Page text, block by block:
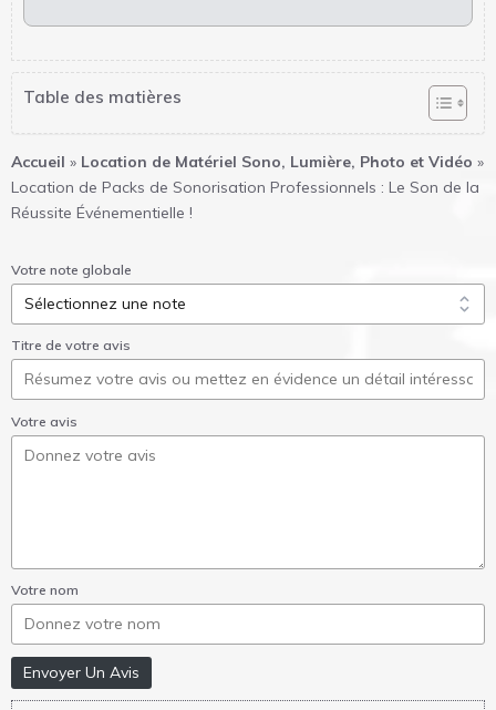
Table des matières
Accueil » Location de Matériel Sono, Lumière, Photo et Vidéo »
Location de Packs de Sonorisation Professionnels : Le Son de la
Réussite Événementielle !
Votre note globale
Titre de votre avis
Votre avis
Votre nom
Envoyer Un Avis